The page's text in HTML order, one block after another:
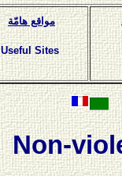
مواقع هامّة
Useful Sites
Non-